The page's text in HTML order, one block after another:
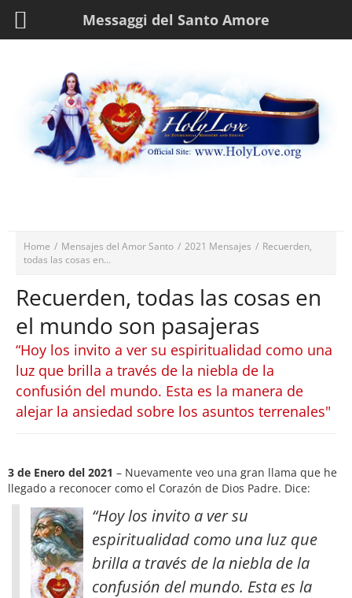
Home / Mensajes del Amor Santo / 2021 Mensajes / Recuerden,
todas las cosas en...
Recuerden, todas las cosas en
el mundo son pasajeras
“Hoy los invito a ver su espiritualidad como una
luz que brilla a través de la niebla de la
confusión del mundo. Esta es la manera de
alejar la ansiedad sobre los asuntos terrenales"
3 de Enero del 2021 – Nuevamente veo una gran llama que he
llegado a reconocer como el Corazón de Dios Padre. Dice:
“Hoy los invito a ver su
espiritualidad como una luz que
brilla a través de la niebla de la
confusión del mundo. Esta es la
Messaggi del Santo Amore